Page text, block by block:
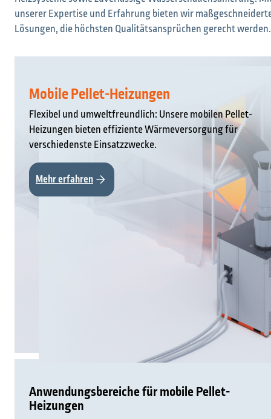
unserer Expertise und Erfahrung bieten wir
Lösungen, die höchsten Qualitätsansprüchen gerecht werden.
Mobile Pellet-Heizungen
Flexibel und umweltfreundlich: Unsere mobilen Pellet-
Heizungen bieten effiziente Wärmeversorgung für
verschiedenste Einsatzzwecke.
Mehr erfahren
Anwendungsbereiche für mobile Pellet-
Heizungen